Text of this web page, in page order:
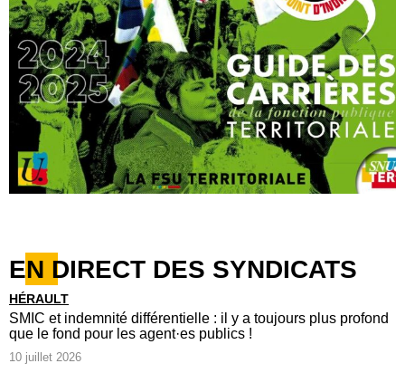
EN DIRECT DES SYNDICATS
HÉRAULT
SMIC et indemnité différentielle : il y a toujours plus profond
que le fond pour les agent·es publics !
10 juillet 2026